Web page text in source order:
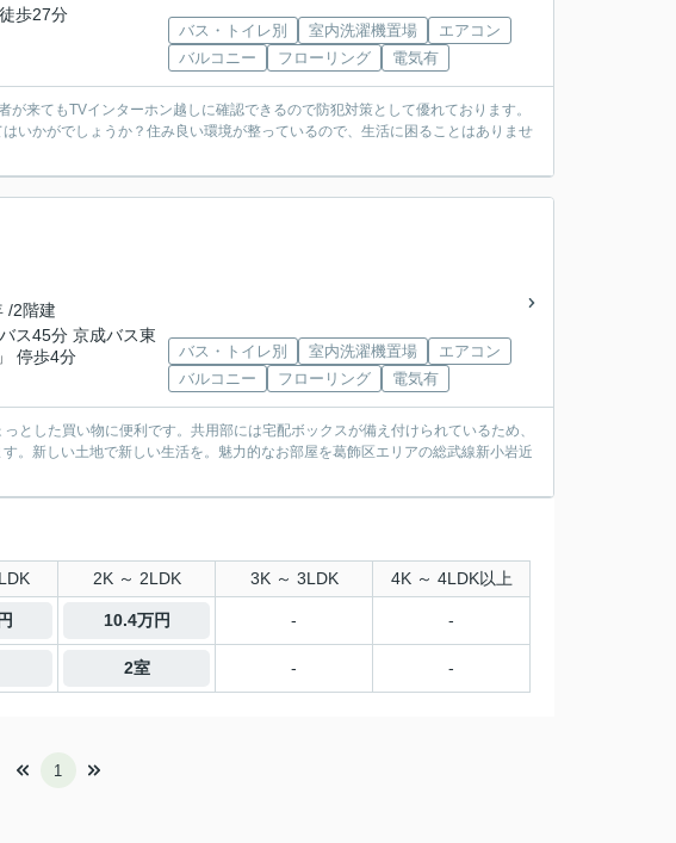
歩27分
バス・トイレ別 室内洗濯機置場
エアコン
バルコニー
フローリング 電気有
来てもTVインターホン越しに確認できるので防犯対策として優れております。
いかがでしょうか？住み良い環境が整っているので、生活に困ることはありませ
/2階建
ス45分 京成バス東
停歩4分
バス・トイレ別 室内洗濯機置場
エアコン
バルコニー
フローリング 電気有
とした買い物に便利です。共用部には宅配ボックスが備え付けられているため、
。新しい土地で新しい生活を。魅力的なお部屋を葛飾区エリアの総武線新小岩近
2K ～ 2LDK 3K ～ 3LDK 4K ～ 4LDK以上
10.4万円 - -
2室 - -
1